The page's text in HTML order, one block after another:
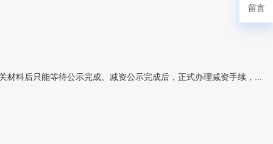
料后只能等待公示完成。减资公示完成后，正式办理减资手续，...
留言